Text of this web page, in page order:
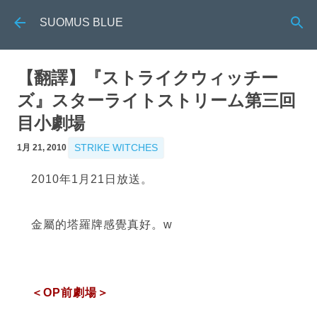
SUOMUS BLUE
【翻譯】『ストライクウィッチー
ズ』スターライトストリーム第三回
目小劇場
1月 21, 2010 STRIKE WITCHES
2010年1月21日放送。
金屬的塔羅牌感覺真好。w
＜OP前劇場＞